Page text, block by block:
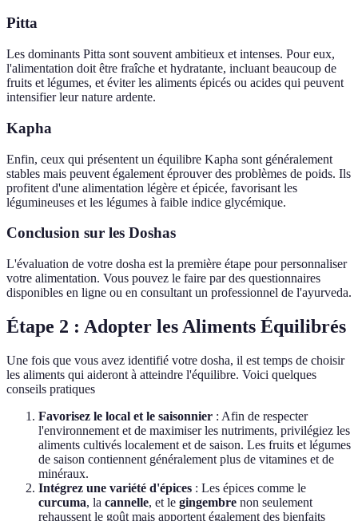
Pitta
Les dominants Pitta sont souvent ambitieux et intenses. Pour eux,
l'alimentation doit être fraîche et hydratante, incluant beaucoup de
fruits et légumes, et éviter les aliments épicés ou acides qui peuvent
intensifier leur nature ardente.
Kapha
Enfin, ceux qui présentent un équilibre Kapha sont généralement
stables mais peuvent également éprouver des problèmes de poids. Ils
profitent d'une alimentation légère et épicée, favorisant les
légumineuses et les légumes à faible indice glycémique.
Conclusion sur les Doshas
L'évaluation de votre dosha est la première étape pour personnaliser
votre alimentation. Vous pouvez le faire par des questionnaires
disponibles en ligne ou en consultant un professionnel de l'ayurveda.
Étape 2 : Adopter les Aliments Équilibrés
Une fois que vous avez identifié votre dosha, il est temps de choisir
les aliments qui aideront à atteindre l'équilibre. Voici quelques
conseils pratiques
Favorisez le local et le saisonnier : Afin de respecter
l'environnement et de maximiser les nutriments, privilégiez les
aliments cultivés localement et de saison. Les fruits et légumes
de saison contiennent généralement plus de vitamines et de
minéraux.
Intégrez une variété d'épices : Les épices comme le
curcuma, la cannelle, et le gingembre non seulement
rehaussent le goût mais apportent également des bienfaits